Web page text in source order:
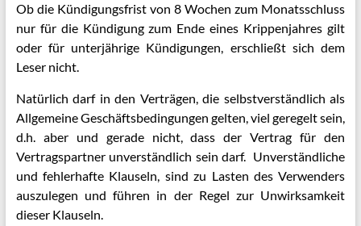
Ob die Kündigungsfrist von 8 Wochen zum Monatsschluss
nur für die Kündigung zum Ende eines Krippenjahres gilt
oder für unterjährige Kündigungen, erschließt sich dem
Leser nicht.
Natürlich darf in den Verträgen, die selbstverständlich als
Allgemeine Geschäftsbedingungen gelten, viel geregelt sein,
d.h. aber und gerade nicht, dass der Vertrag für den
Vertragspartner unverständlich sein darf. Unverständliche
und fehlerhafte Klauseln, sind zu Lasten des Verwenders
auszulegen und führen in der Regel zur Unwirksamkeit
dieser Klauseln.